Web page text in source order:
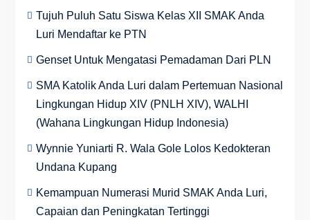
Tujuh Puluh Satu Siswa Kelas XII SMAK Anda
Luri Mendaftar ke PTN
Genset Untuk Mengatasi Pemadaman Dari PLN
SMA Katolik Anda Luri dalam Pertemuan Nasional
Lingkungan Hidup XIV (PNLH XIV), WALHI
(Wahana Lingkungan Hidup Indonesia)
Wynnie Yuniarti R. Wala Gole Lolos Kedokteran
Undana Kupang
Kemampuan Numerasi Murid SMAK Anda Luri,
Capaian dan Peningkatan Tertinggi